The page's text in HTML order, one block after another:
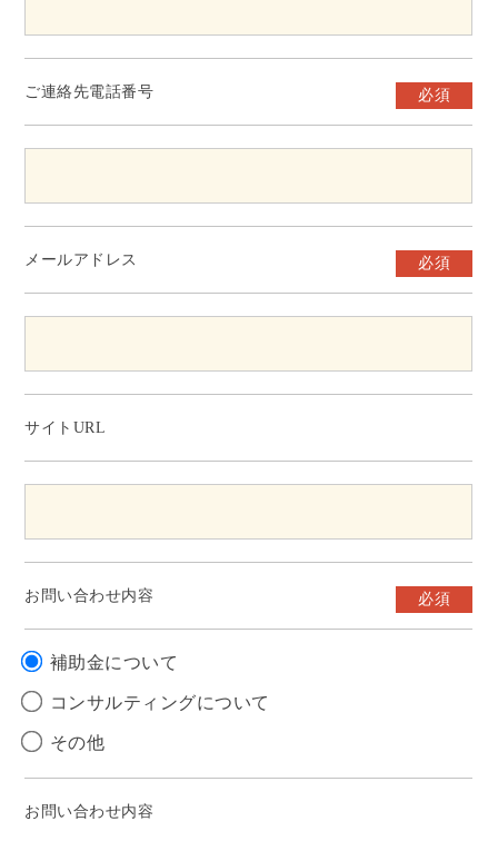
ご連絡先電話番号 必須
メールアドレス 必須
サイトURL
お問い合わせ内容 必須
補助金について
コンサルティングについて
その他
お問い合わせ内容